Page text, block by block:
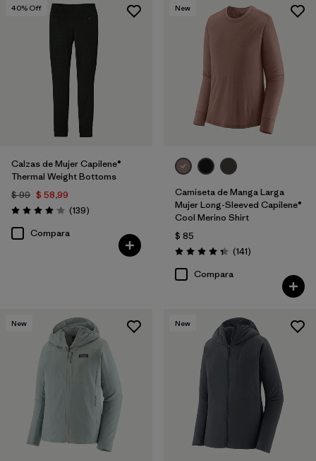
40% Off
Calzas de Mujer Capilene®
Thermal Weight Bottoms
$ 99 $ 58,99
Valoración: 4.1 / 5
(139Comentarios
)
Compara
New
Camiseta de Manga Larga
Mujer Long-Sleeved Capilene®
Cool Merino Shirt
$ 85
Valoración: 4.4 / 5
(141Comentarios
)
Compara
New New